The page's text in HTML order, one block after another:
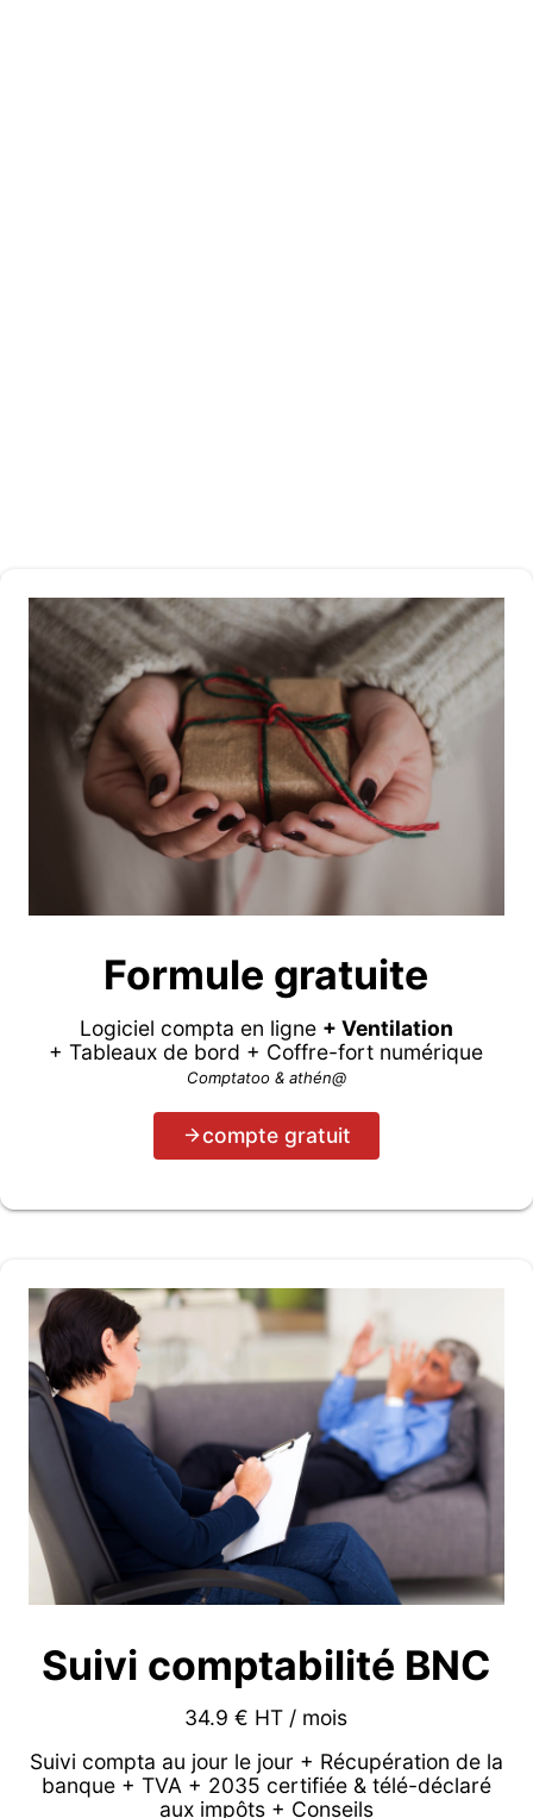
Formule gratuite
Logiciel compta en ligne + Ventilation
+ Tableaux de bord + Coffre-fort numérique
Comptatoo & athén@
compte gratuit
Suivi comptabilité BNC
34.9 € HT / mois
Suivi compta au jour le jour + Récupération de la
banque + TVA + 2035 certifiée & télé-déclaré
aux impôts + Conseils